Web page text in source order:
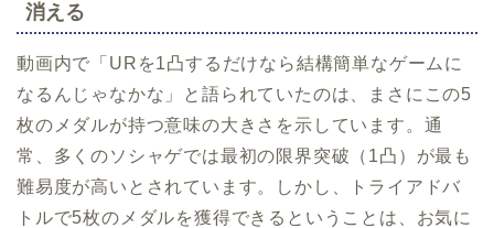
消える
動画内で「URを1凸するだけなら結構簡単なゲームに
なるんじゃなかな」と語られていたのは、まさにこの5
枚のメダルが持つ意味の大きさを示しています。通
常、多くのソシャゲでは最初の限界突破（1凸）が最も
難易度が高いとされています。しかし、トライアドバ
トルで5枚のメダルを獲得できるということは、お気に